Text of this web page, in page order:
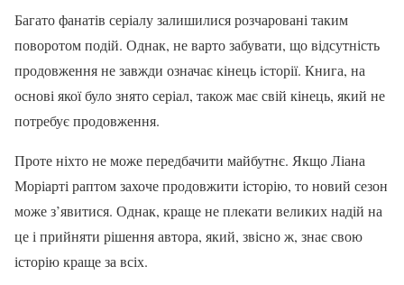
Багато фанатів серіалу залишилися розчаровані таким
поворотом подій. Однак, не варто забувати, що відсутність
продовження не завжди означає кінець історії. Книга, на
основі якої було знято серіал, також має свій кінець, який не
потребує продовження.
Проте ніхто не може передбачити майбутнє. Якщо Ліана
Моріарті раптом захоче продовжити історію, то новий сезон
може з’явитися. Однак, краще не плекати великих надій на
це і прийняти рішення автора, який, звісно ж, знає свою
історію краще за всіх.